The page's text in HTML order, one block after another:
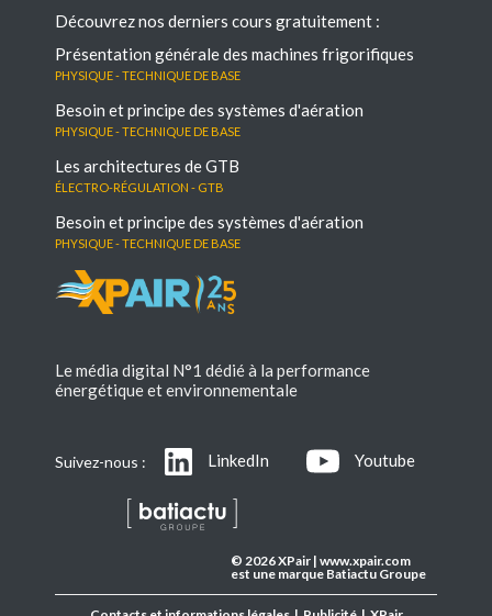
Découvrez nos derniers cours gratuitement :
Présentation générale des machines frigorifiques
Physique - Technique de base
Besoin et principe des systèmes d'aération
Physique - Technique de base
Les architectures de GTB
électro-régulation - GTB
Besoin et principe des systèmes d'aération
Physique - Technique de base
Le média digital N°1 dédié à la performance
énergétique et environnementale
Suivez-nous : LinkedIn Youtube
© 2026 XPair | www.xpair.com
est une marque Batiactu Groupe